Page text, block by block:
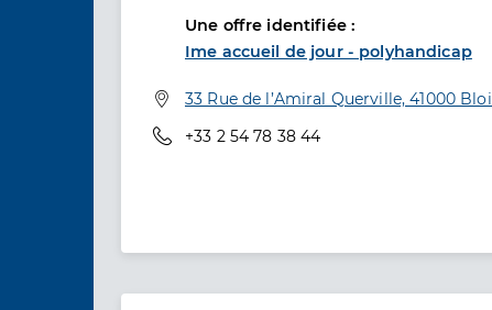
Une offre identifiée :
Ime accueil de jour - polyhandicap
Adresse
33 Rue de l’Amiral Querville, 41000
Téléphone
+33 2 54 78 38 44